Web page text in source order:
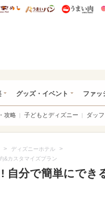
ィズニー特集
うまいめし うまいパン
グッズ・イベント ファッ
攻略 子どもとディズニー ダッ
> ディズニーホテル >
&カスタマイズプラン
自分で簡単にでき